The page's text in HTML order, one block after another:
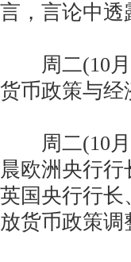
言，言论中透
周二(10月7
货币政策与经
周二(10月7
晨欧洲央行
英国央行行长
放货币政策调